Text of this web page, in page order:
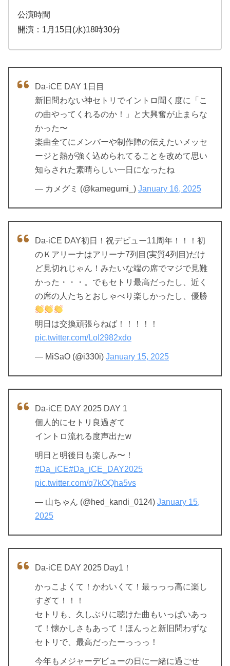
公演時間
開演：1月15日(水)18時30分
Da-iCE DAY 1日目
新旧問わない神セトリでイントロ聞く度に「こ
の曲やってくれるのか！」と大興奮が止まらな
かった〜
楽曲全てにメンバーや制作陣の伝えたいメッセ
ージと熱が強く込められてることを改めて思い
知らされた素晴らしい一日になったね
— カメグミ (@kamegumi_) January 16, 2025
Da-iCE DAY初日！祝デビュー11周年！！！初
のＫアリーナはアリーナ7列目(実質4列目)だけ
ど見切れじゃん！みたいな端の席でマジで見難
かった・・・。でもセトリ最高だったし、近く
の席の人たちとおしゃべり楽しかったし、優勝
明日は交換頑張らねば！！！！！
pic.twitter.com/LoI2982xdo
— MiSaO (@i330i) January 15, 2025
Da-iCE DAY 2025 DAY 1
個人的にセトリ良過ぎて
イントロ流れる度声出たw
明日と明後日も楽しみ〜！
#Da_iCE#Da_iCE_DAY2025
pic.twitter.com/q7kOQha5vs
— 山ちゃん (@hed_kandi_0124) January 15,
2025
Da-iCE DAY 2025 Day1！
かっこよくて！かわいくて！最っっっ高に楽し
すぎて！！！
セトリも、久しぶりに聴けた曲もいっぱいあっ
て！懐かしさもあって！ほんっと新旧問わずな
セトリで、最高だったーっっっ！
今年もメジャーデビューの日に一緒に過ごせ